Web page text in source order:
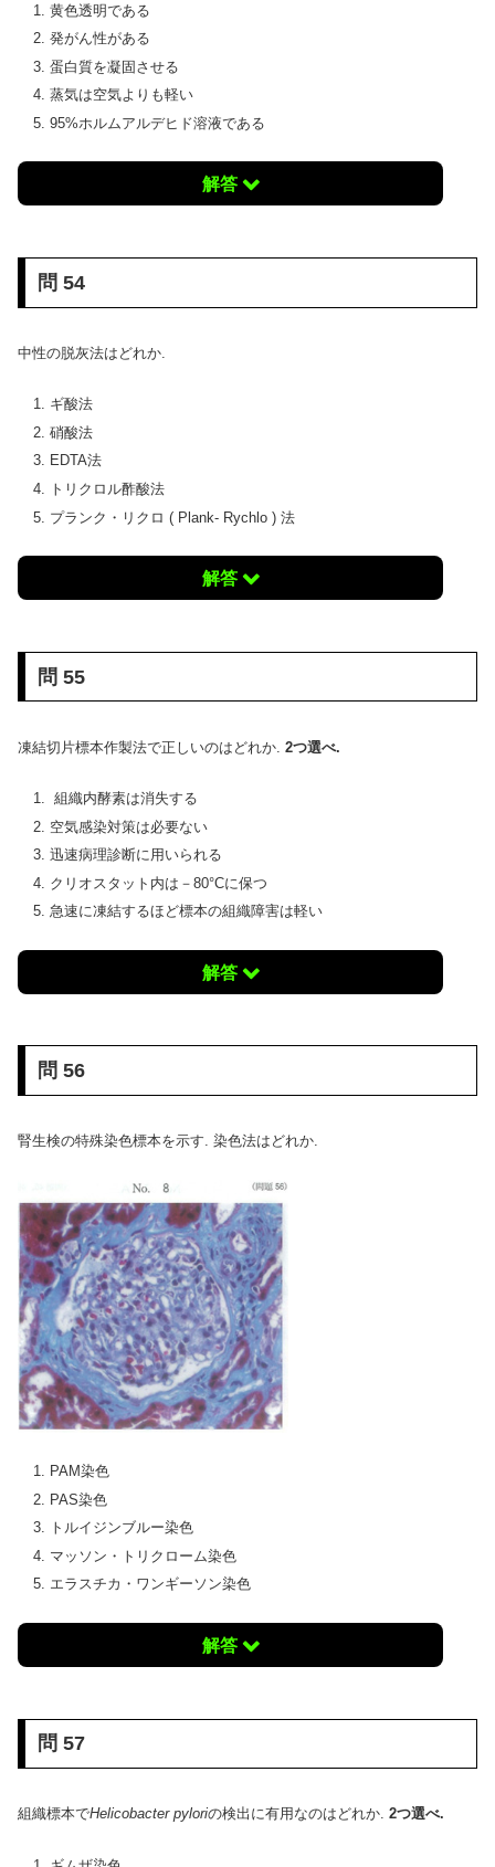
黄色透明である
発がん性がある
蛋白質を凝固させる
蒸気は空気よりも軽い
95%ホルムアルデヒド溶液である
解答
問 54
中性の脱灰法はどれか.
ギ酸法
硝酸法
EDTA法
トリクロル酢酸法
プランク・リクロ ( Plank- Rychlo ) 法
解答
問 55
凍結切片標本作製法で正しいのはどれか. 2つ選べ.
組織内酵素は消失する
空気感染対策は必要ない
迅速病理診断に用いられる
クリオスタット内は－80°Cに保つ
急速に凍結するほど標本の組織障害は軽い
解答
問 56
腎生検の特殊染色標本を示す. 染色法はどれか.
PAM染色
PAS染色
トルイジンブルー染色
マッソン・トリクローム染色
エラスチカ・ワンギーソン染色
解答
問 57
組織標本でHelicobacter pyloriの検出に有用なのはどれか. 2つ選べ.